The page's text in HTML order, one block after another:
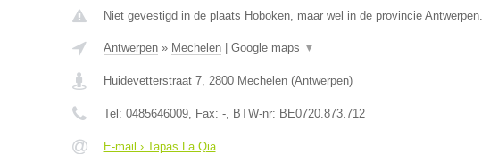
Niet gevestigd in de plaats Hoboken, maar wel in de provincie Antwerpen.
Antwerpen» Mechelen| Google maps ▼
Huidevetterstraat 7, 2800 Mechelen(Antwerpen)
Tel: 0485646009, Fax: -, BTW-nr: BE0720.873.712
E-mail › Tapas La Qia